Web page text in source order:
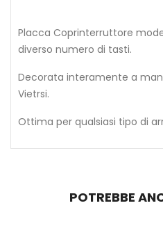
Placca Coprinterruttore
diverso numero di tasti.
Decorata interamente a
Vietrsi.
Ottima per qualsiasi tipo di
POTREBBE